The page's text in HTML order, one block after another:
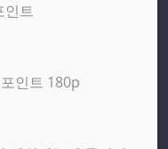
인트
인트 180p